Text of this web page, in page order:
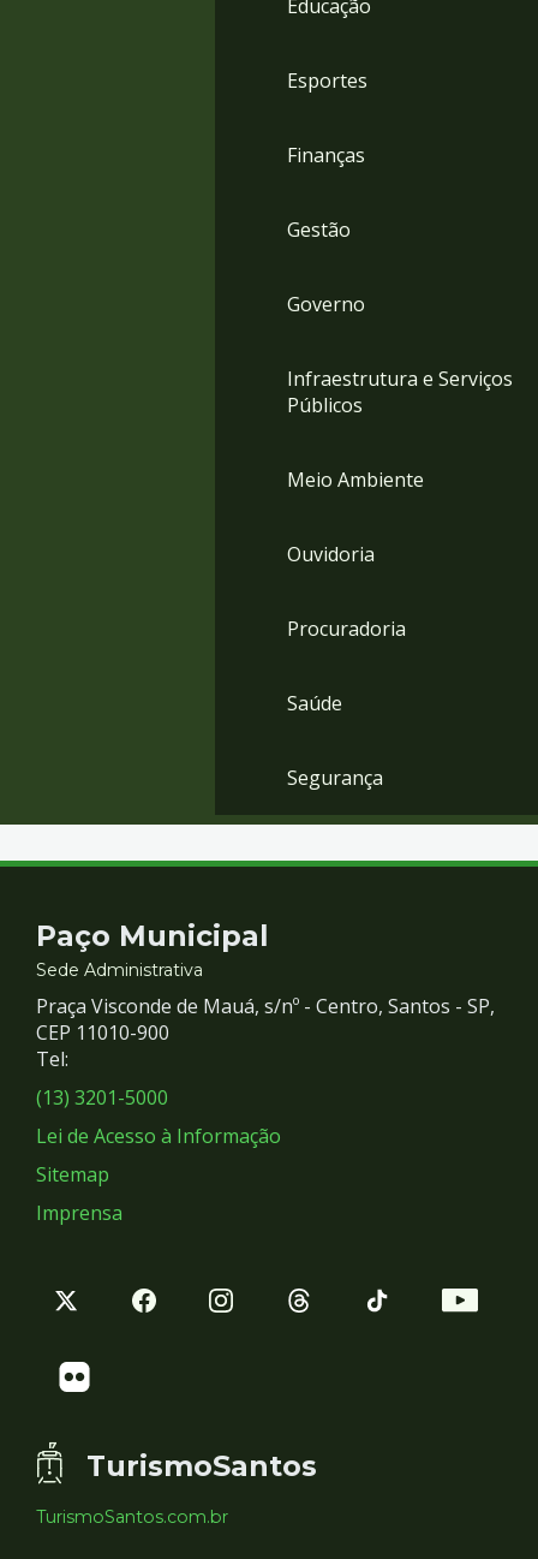
Educação
Esportes
Finanças
Gestão
Governo
Infraestrutura e Serviços
Públicos
Meio Ambiente
Ouvidoria
Procuradoria
Saúde
Segurança
Contato
e
Redes
Sociais
Paço Municipal
Sede Administrativa
Praça Visconde de Mauá, s/nº - Centro, Santos - SP,
CEP 11010-900
Tel:
(13) 3201-5000
Lei de Acesso à Informação
Sitemap
Imprensa
TurismoSantos
TurismoSantos.com.br